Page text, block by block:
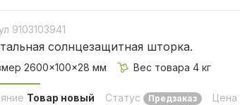
9103103941
солнцезащитная шторка.
2600×100×28 мм Вес товара 4 кг
Товар новый Статус Предзаказ Цена